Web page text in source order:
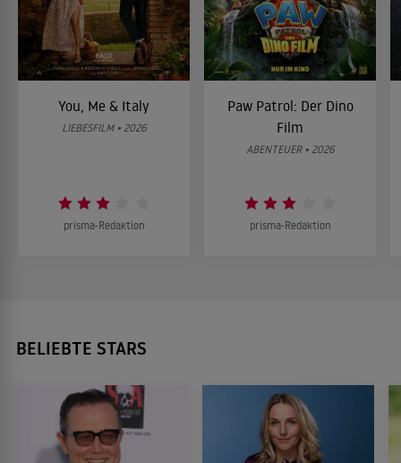
You, Me & Italy
LIEBESFILM • 2026
prisma-Redaktion
Paw Patrol: Der Dino
Film
ABENTEUER • 2026
prisma-Redaktion
BELIEBTE STARS